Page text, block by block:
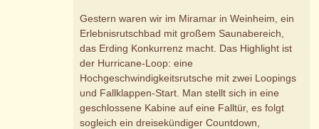
Gestern waren wir im Miramar in Weinheim, ein
Erlebnisrutschbad mit großem Saunabereich,
das Erding Konkurrenz macht. Das Highlight ist
der Hurricane-Loop: eine
Hochgeschwindigkeitsrutsche mit zwei Loopings
und Fallklappen-Start. Man stellt sich in eine
geschlossene Kabine auf eine Falltür, es folgt
sogleich ein dreisekündiger Countdown,